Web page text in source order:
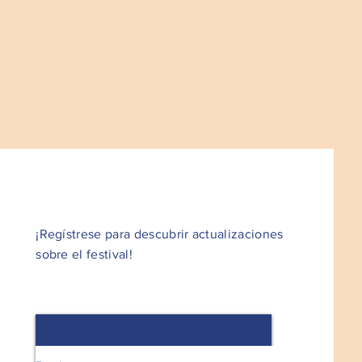
¡Regístrese para descubrir actualizaciones
sobre el festival!